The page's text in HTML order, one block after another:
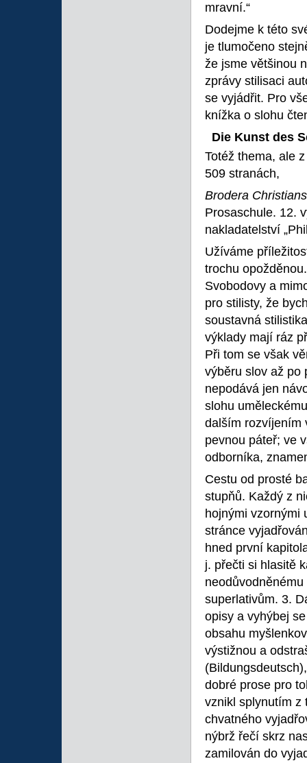
mravní.“
Dodejme k této
je tlumočeno
že jsme většinou
zprávy stilisaci
se vyjádřit. Pro
knížka o slohu
Die Kunst des
Totéž thema, ale
509 stranách,
Brodera
Prosaschule. 12.
nakladatelství
Užíváme
trochu
Svobodovy a
pro stilisty, že
soustavná
výklady mají ráz
Při tom se však
výběru slov až po
nepodává jen
slohu
dalším rozvíjením
pevnou páteř; ve
odborníka,
Cestu od prosté
stupňů. Každý z
hojnými vzornými
stránce
hned první
j. přečti si hlasitě
superlativům. 3.
opisy a vyhýbej
obsahu
výstižnou a
dobré prose pro
vznikl splynutím
chvatného
nýbrž řečí skrz
zamilován do